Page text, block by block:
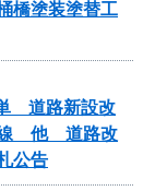
橋塗装塗替工
単 道路新設改
線 他 道路改
公告